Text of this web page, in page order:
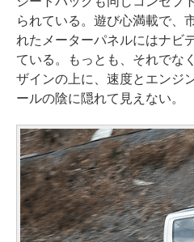
られている。遊び心満載で、
れたメーターパネルにはナビ
ている。もっとも、それでな
ザインの上に、速度とエンジ
ールの陰に隠れて見えない。